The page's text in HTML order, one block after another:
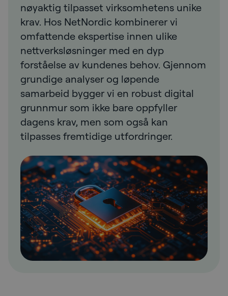
nøyaktig tilpasset virksomhetens unike
krav. Hos NetNordic kombinerer vi
omfattende ekspertise innen ulike
nettverksløsninger med en dyp
forståelse av kundenes behov. Gjennom
grundige analyser og løpende
samarbeid bygger vi en robust digital
grunnmur som ikke bare oppfyller
dagens krav, men som også kan
tilpasses fremtidige utfordringer.